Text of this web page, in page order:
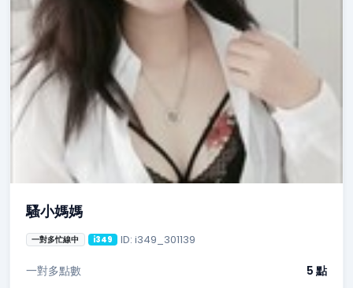
騷小媽媽
一對多忙線中 i349 ID: i349_301139
一對多點數 5 點